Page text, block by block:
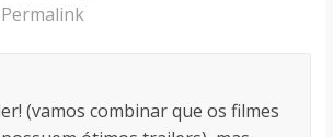
Permalink
(vamos combinar que os filmes